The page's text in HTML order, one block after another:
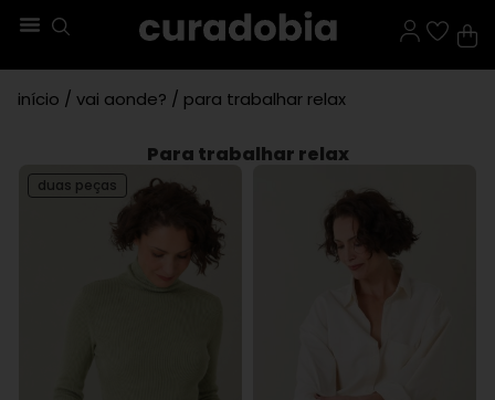
início / vai aonde? / para trabalhar relax
Para trabalhar relax
duas peças